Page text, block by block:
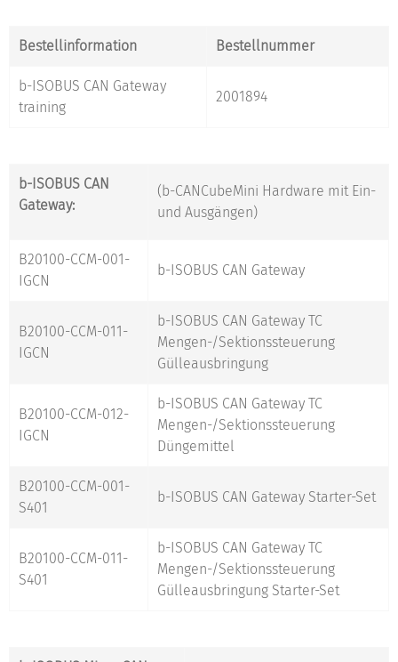
Bestellinformation Bestellnummer
b-ISOBUS CAN Gateway
training
2001894
b-ISOBUS CAN
Gateway:
(b-CANCubeMini Hardware mit Ein-
und Ausgängen)
B20100-CCM-001-
IGCN
b-ISOBUS CAN Gateway
B20100-CCM-011-
IGCN
b-ISOBUS CAN Gateway TC
Mengen-/Sektionssteuerung
Gülleausbringung
B20100-CCM-012-
IGCN
b-ISOBUS CAN Gateway TC
Mengen-/Sektionssteuerung
Düngemittel
B20100-CCM-001-
S401
b-ISOBUS CAN Gateway Starter-Set
B20100-CCM-011-
S401
b-ISOBUS CAN Gateway TC
Mengen-/Sektionssteuerung
Gülleausbringung Starter-Set